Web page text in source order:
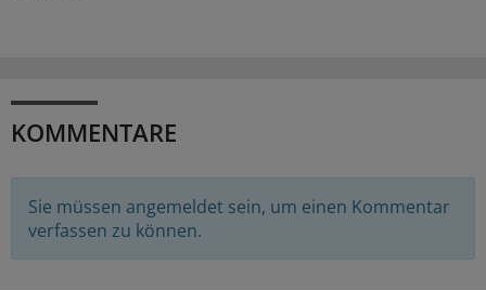
KOMMENTARE
Sie müssen angemeldet sein, um einen Kommentar
verfassen zu können.